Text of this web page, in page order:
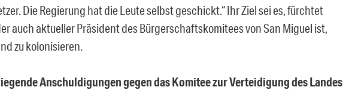
Die Regierung hat die Leute selbst geschickt.“ Ihr Ziel sei es, fürchtet
auch aktueller Präsident des Bürgerschaftskomitees von San Miguel ist,
zu kolonisieren.
Anschuldigungen gegen das Komitee zur Verteidigung des Landes